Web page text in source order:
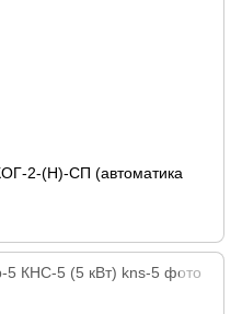
2-(Н)-СП (автоматика